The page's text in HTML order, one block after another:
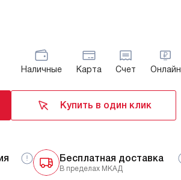
Наличные Карта Счет Онлайн
Купить в один клик
Бесплатная доставка
В пределах МКАД